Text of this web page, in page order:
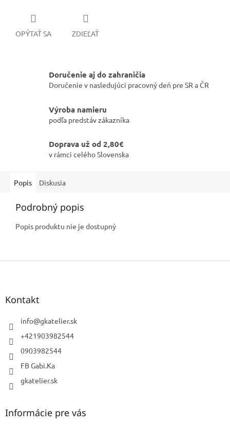
OPÝTAŤ SA ZDIEĽAŤ
Doručenie aj do zahraničia
Doručenie v nasledujúci pracovný deň pre SR a ČR
Výroba namieru
podľa predstáv zákazníka
Doprava už od 2,80€
v rámci celého Slovenska
Popis Diskusia
Podrobný popis
Popis produktu nie je dostupný
Z
Kontakt
info@gkatelier.sk
+421903982544
0903982544
FB Gabi.Ka
gkatelier.sk
Informácie pre vás